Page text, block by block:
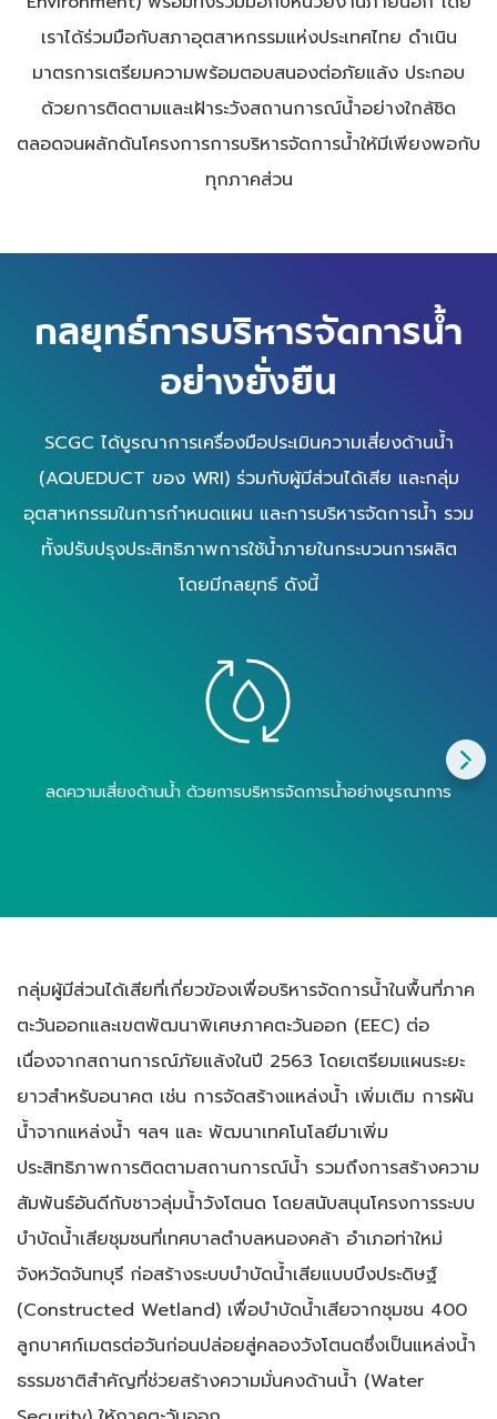
เราได้ร่วมมือกับสภาอุตสาหกรรมแห่งประเทศไทย ดำเนิน
มาตรการเตรียมความพร้อมตอบสนองต่อภัยแล้ง ประกอบ
ด้วยการติดตามและเฝ้าระวังสถานการณ์น้ำอย่างใกล้ชิด
ตลอดจนผลักดันโครงการการบริหารจัดการน้ำให้มีเพียงพอกับ
ทุกภาคส่วน
กลยุทธ์การบริหารจัดการน้ำ
อย่างยั่งยืน
SCGC ได้บูรณาการเครื่องมือประเมินความเสี่ยงด้านน้ำ
(AQUEDUCT ของ WRI) ร่วมกับผู้มีส่วนได้เสีย และกลุ่ม
อุตสาหกรรมในการกำหนดแผน และการบริหารจัดการน้ำ รวม
ทั้งปรับปรุงประสิทธิภาพการใช้น้ำภายในกระบวนการผลิต
โดยมีกลยุทธ์ ดังนี้
ลดความเสี่ยงด้านน้ำ ด้วยการบริหารจัดการน้ำอย่างบูรณาการ
กลุ่มผู้มีส่วนได้เสียที่เกี่ยวข้องเพื่อบริหารจัดการน้ำในพื้นที่ภาค
ตะวันออกและเขตพัฒนาพิเศษภาคตะวันออก (EEC) ต่อ
เนื่องจากสถานการณ์ภัยแล้งในปี 2563 โดยเตรียมแผนระยะ
ยาวสำหรับอนาคต เช่น การจัดสร้างแหล่งน้ำ เพิ่มเติม การผัน
น้ำจากแหล่งน้ำ ฯลฯ และ พัฒนาเทคโนโลยีมาเพิ่ม
ประสิทธิภาพการติดตามสถานการณ์น้ำ รวมถึงการสร้างความ
สัมพันธ์อันดีกับชาวลุ่มน้ำวังโตนด โดยสนับสนุนโครงการระบบ
บำบัดน้ำเสียชุมชนที่เทศบาลตำบลหนองคล้า อำเภอท่าใหม่
จังหวัดจันทบุรี ก่อสร้างระบบบำบัดน้ำเสียแบบบึงประดิษฐ์
(Constructed Wetland) เพื่อบำบัดน้ำเสียจากชุมชน 400
ลูกบาศก์เมตรต่อวันก่อนปล่อยสู่คลองวังโตนดซึ่งเป็นแหล่งน้ำ
ธรรมชาติสำคัญที่ช่วยสร้างความมั่นคงด้านน้ำ (Water